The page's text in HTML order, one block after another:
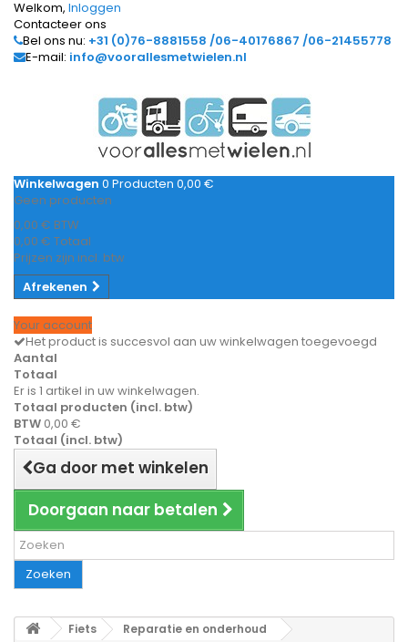
Welkom, Inloggen
Contacteer ons
Bel ons nu: +31 (0)76-8881558 /06-40176867 /06-21455778
E-mail: info@voorallesmetwielen.nl
Winkelwagen 0 Producten 0,00 €
Geen producten
0,00 € BTW
0,00 € Totaal
Prijzen zijn incl. btw
Afrekenen
Your account
Het product is succesvol aan uw winkelwagen toegevoegd
Aantal
Totaal
Er is 1 artikel in uw winkelwagen.
Totaal producten (incl. btw)
BTW 0,00 €
Totaal (incl. btw)
Ga door met winkelen
Doorgaan naar betalen
Zoeken
Fiets
Reparatie en onderhoud